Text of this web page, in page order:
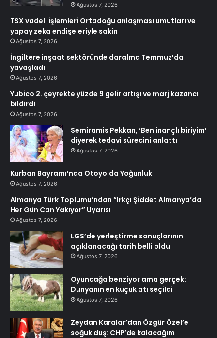
Ağustos 7, 2026
TSX vadeli işlemleri Ortadoğu anlaşması umutları ve
yapay zeka endişeleriyle sakin
Ağustos 7, 2026
İngiltere inşaat sektöründe daralma Temmuz’da
yavaşladı
Ağustos 7, 2026
Yubico 2. çeyrekte yüzde 9 gelir artışı ve marj kazancı
bildirdi
Ağustos 7, 2026
Semiramis Pekkan, ‘Ben inançlı biriyim’
diyerek tedavi sürecini anlattı
Ağustos 7, 2026
Kurban Bayramı’nda Otoyolda Yoğunluk
Ağustos 7, 2026
Almanya Türk Toplumu’ndan “Irkçı Şiddet Almanya’da
Her Gün Can Yakıyor” Uyarısı
Ağustos 7, 2026
LGS’de yerleştirme sonuçlarının
açıklanacağı tarih belli oldu
Ağustos 7, 2026
Oyuncağa benziyor ama gerçek:
Dünyanın en küçük atı seçildi
Ağustos 7, 2026
Zeydan Karalar’dan Özgür Özel’e
soğuk duş: CHP’de kalacağım